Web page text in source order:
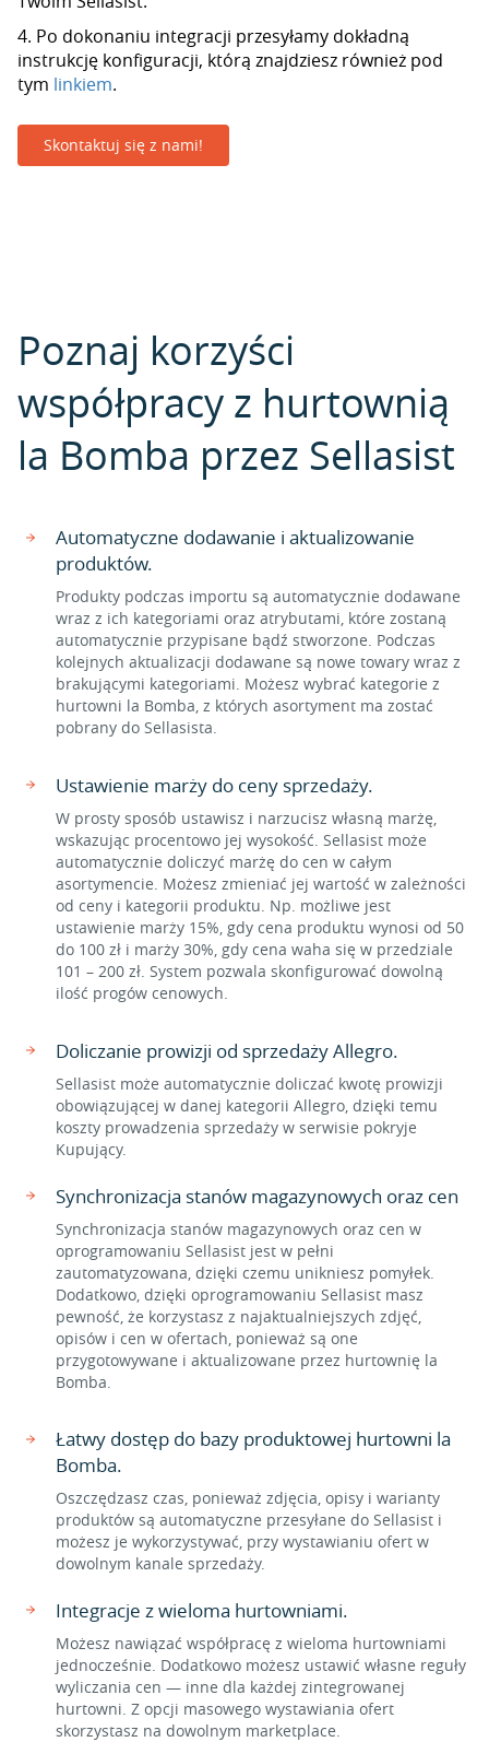
4. Po dokonaniu integracji przesyłamy dokładną
instrukcję konfiguracji, którą znajdziesz również pod
tym linkiem.
Skontaktuj się z nami!
Poznaj korzyści
współpracy z hurtownią
la Bomba przez Sellasist
Automatyczne dodawanie i aktualizowanie
produktów.
Produkty podczas importu są automatycznie dodawane
wraz z ich kategoriami oraz atrybutami, które zostaną
automatycznie przypisane bądź stworzone. Podczas
kolejnych aktualizacji dodawane są nowe towary wraz z
brakującymi kategoriami. Możesz wybrać kategorie z
hurtowni la Bomba, z których asortyment ma zostać
pobrany do Sellasista.
Ustawienie marży do ceny sprzedaży.
W prosty sposób ustawisz i narzucisz własną marżę,
wskazując procentowo jej wysokość. Sellasist może
automatycznie doliczyć marżę do cen w całym
asortymencie. Możesz zmieniać jej wartość w zależności
od ceny i kategorii produktu. Np. możliwe jest
ustawienie marży 15%, gdy cena produktu wynosi od 50
do 100 zł i marży 30%, gdy cena waha się w przedziale
101 – 200 zł. System pozwala skonfigurować dowolną
ilość progów cenowych.
Doliczanie prowizji od sprzedaży Allegro.
Sellasist może automatycznie doliczać kwotę prowizji
obowiązującej w danej kategorii Allegro, dzięki temu
koszty prowadzenia sprzedaży w serwisie pokryje
Kupujący.
Synchronizacja stanów magazynowych oraz cen
Synchronizacja stanów magazynowych oraz cen w
oprogramowaniu Sellasist jest w pełni
zautomatyzowana, dzięki czemu unikniesz pomyłek.
Dodatkowo, dzięki oprogramowaniu Sellasist masz
pewność, że korzystasz z najaktualniejszych zdjęć,
opisów i cen w ofertach, ponieważ są one
przygotowywane i aktualizowane przez hurtownię la
Bomba.
Łatwy dostęp do bazy produktowej hurtowni la
Bomba.
Oszczędzasz czas, ponieważ zdjęcia, opisy i warianty
produktów są automatyczne przesyłane do Sellasist i
możesz je wykorzystywać, przy wystawianiu ofert w
dowolnym kanale sprzedaży.
Integracje z wieloma hurtowniami.
Możesz nawiązać współpracę z wieloma hurtowniami
jednocześnie. Dodatkowo możesz ustawić własne reguły
wyliczania cen — inne dla każdej zintegrowanej
hurtowni. Z opcji masowego wystawiania ofert
skorzystasz na dowolnym marketplace.